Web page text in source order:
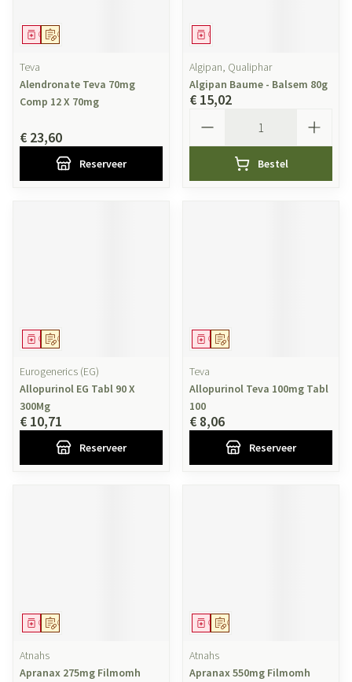
Op voorschrift
Geneesmiddel
Teva
Alendronate Teva 70mg
Comp 12 X 70mg
€ 23,60
Reserveer
Geneesmiddel
Algipan, Qualiphar
Algipan Baume - Balsem 80g
€ 15,02
Bestel
Op voorschrift
Geneesmiddel
Eurogenerics (EG)
Allopurinol EG Tabl 90 X
300Mg
€ 10,71
Reserveer
Op voorschrift
Geneesmiddel
Teva
Allopurinol Teva 100mg Tabl
100
€ 8,06
Reserveer
Op voorschrift
Geneesmiddel
Atnahs
Apranax 275mg Filmomh
Op voorschrift
Geneesmiddel
Atnahs
Apranax 550mg Filmomh